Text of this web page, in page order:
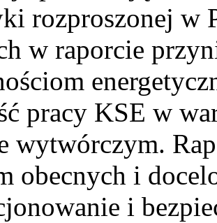
rozproszonej w
w raporcie
pracy KSE w
wytwórczym.
obecnych i
i